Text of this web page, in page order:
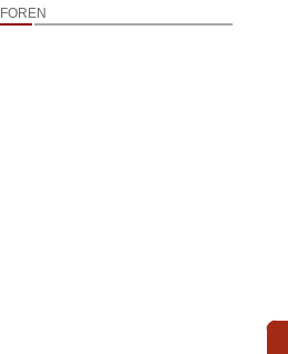
FOREN